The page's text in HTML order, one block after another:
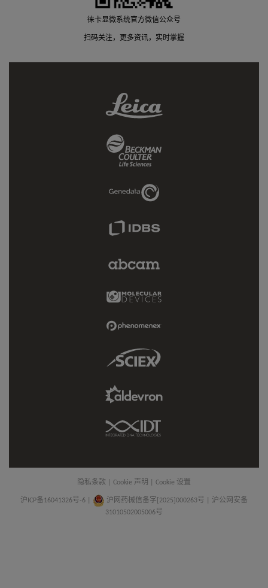
徕卡显微系统官方微信公众号
扫码关注，更多资讯，实时掌握
Leica
Link
Coulter
Link
Genedata
Link
IDBS
Abcam
Molecular
Link
Phenomenex
Sciex
Link
IDT
Link
隐私条款 Cookie 声明 Cookie 设置
沪ICP备16041326号-6
沪网药械信备字[2025]000263号 | 沪公网安备
31010502005006号